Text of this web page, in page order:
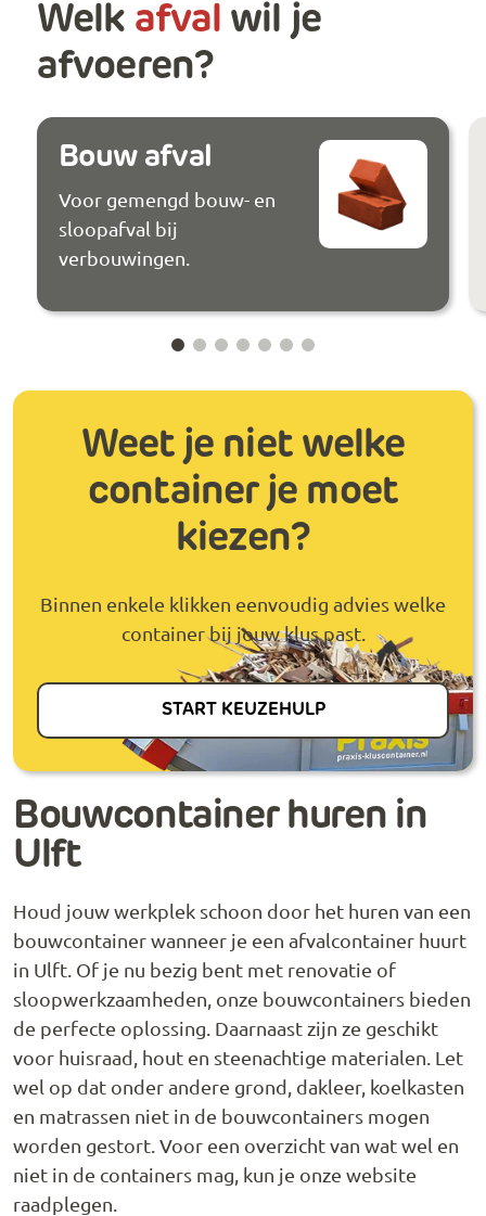
Welk afval wil je
afvoeren?
Bouw afval
Voor gemengd bouw- en
sloopafval bij
verbouwingen.
Weet je niet welke
container je moet
kiezen?
Binnen enkele klikken eenvoudig advies welke
container bij jouw klus past.
START KEUZEHULP
Bouwcontainer huren in
Ulft
Houd jouw werkplek schoon door het huren van een
bouwcontainer wanneer je een afvalcontainer huurt
in Ulft. Of je nu bezig bent met renovatie of
sloopwerkzaamheden, onze bouwcontainers bieden
de perfecte oplossing. Daarnaast zijn ze geschikt
voor huisraad, hout en steenachtige materialen. Let
wel op dat onder andere grond, dakleer, koelkasten
en matrassen niet in de bouwcontainers mogen
worden gestort. Voor een overzicht van wat wel en
niet in de containers mag, kun je onze website
raadplegen.